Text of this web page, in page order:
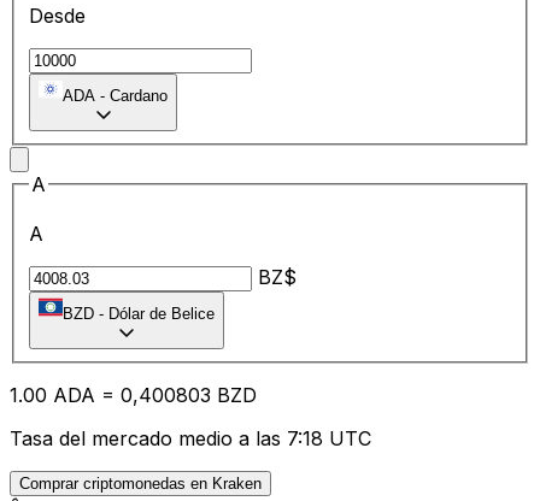
Desde
ADA - Cardano
A
A
BZ$
BZD - Dólar de Belice
1.00 ADA = 0,400803 BZD
Tasa del mercado medio a las 7:18 UTC
Comprar criptomonedas en Kraken